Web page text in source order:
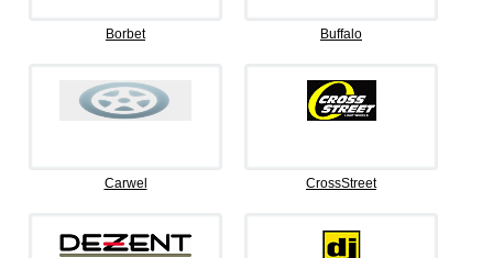
Borbet Buffalo
Carwel CrossStreet